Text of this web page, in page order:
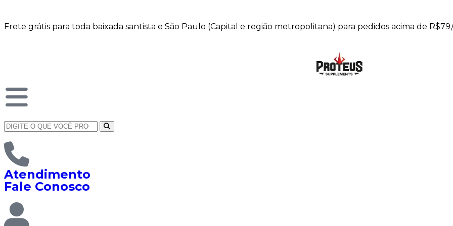
Frete grátis para toda baixada santista e São Paulo (Capital e região metropolitana) para pedidos acima de
Atendimento
Fale Conosco